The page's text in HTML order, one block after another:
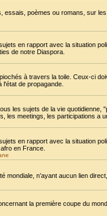
poèmes ou romans, sur
en rapport avec la situation
de notre Diaspora.
à travers la toile. Ceux-ci
de propagande.
les sujets de la vie
les meetings, les participations a
en rapport avec la situation
en France.
mondiale, n’ayant aucun lien
la première coupe du